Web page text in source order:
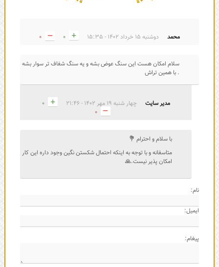
محمد دوشنبه 15 خرداد 1402 - 15:35
سلام امکان هست این سنگ عوض بشه و یه سنگ شفاف تر سوار بشه
. با همین تراش
مدیر سایت چهار شنبه 19 مهر 1402 - 21:46
0
0
با سلام و احترام 💐
متاسفانه و با توجه به اینکه احتمال شکستن نگین وجود داره این کار
امکان پذیر نیست.🙏
نام:
ایمیل:
پیغام: